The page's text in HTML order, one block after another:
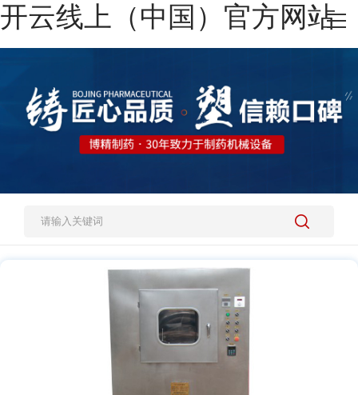
开云线上（中国）官方网站
网站开云线上（中国）官方网站
施工案例
人才招聘